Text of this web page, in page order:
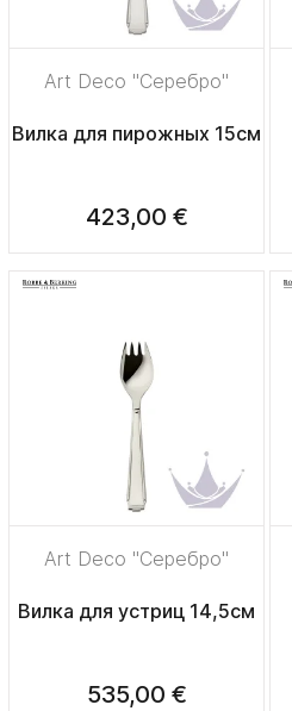
Art Deco "Серебро"
Вилка для пирожных 15см
423,00 €
Art Deco "Серебро"
Вилка для устриц 14,5см
535,00 €